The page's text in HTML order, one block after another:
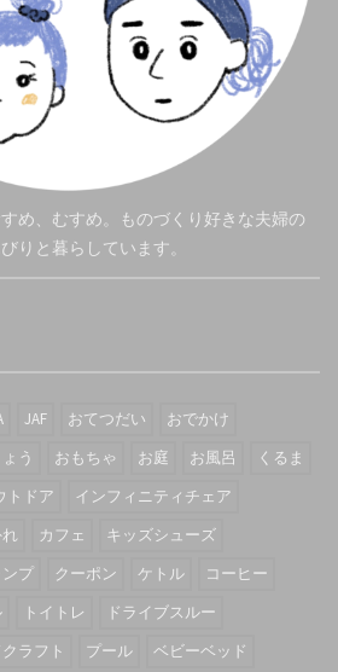
め、むすめ。ものづくり好きな夫婦の
りと暮らしています。
JAF おてつだい
おでかけ
う おもちゃ お庭 お風呂
くるま
トドア
インフィニティチェア
カフェ
キッズシューズ
プ クーポン ケトル
コーヒー
トイトレ
ドライブスルー
ラフト プール ベビーベッド